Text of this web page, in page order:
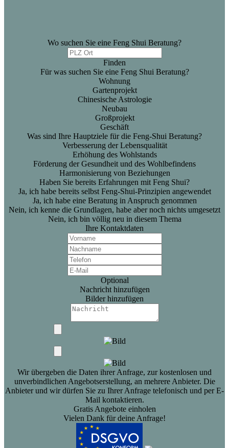
Wo suchen Sie eine Feng Shui Beratung?
Finden
Für was suchen Sie eine Feng Shui Beratung?
Wohnung
Gartenprojekt
Chinesische Astrologie
Neubau
Großprojekt
Geschäft
Was sind Ihre Hauptziele für die Feng-Shui Beratung?
Verbesserung der Lebensqualität
Erhöhung des Wohlstands
Förderung der Gesundheit und des Wohlbefindens
Harmonisierung von Beziehungen
Haben Sie bereits Erfahrungen mit Feng Shui?
Ja, ich habe bereits selbst Feng-Shui-Prinzipien angewendet
Ja, ich habe eine Beratung in Anspruch genommen
Nein, ich kenne die Grundlagen, habe aber noch nichts umgesetzt
Nein, ich bin völlig neu in diesem Thema
Ihre Kontaktdaten
Optional
Nachricht hinzufügen
Bilder hinzufügen
Wir übergeben die Daten ihrer Anfrage, zur kostenlosen und
unverbindlichen Angebotserstellung, an mehrere Anbieter. Die
Anbieter und wir dürfen Sie zu Ihrer Anfrage telefonisch und per E-
Mail kontaktieren.
Gratis Angebote einholen
Vielen Dank für deine Anfrage!